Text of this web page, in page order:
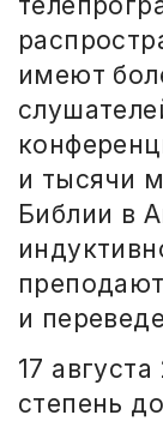
имеют
и тысячи
Библии в
и
17
степень